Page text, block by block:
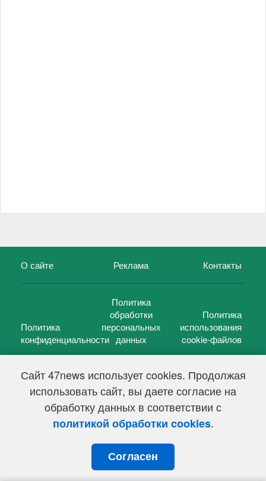
Сайт 47news использует cookies. Продолжая
использовать сайт, вы даете согласие на
обработку данных в соответствии с
политикой обработки cookies.
Согласен
О сайте Реклама Контакты
Политика
конфиденциальности
Политика
обработки
персональных
данных
Политика
использования
cookie-файлов
47 новостей (47 news)2005 — 2026 г.
Свидетельство о регистрации СМИ Эл № ФС 77-39848, выдано
Федеральной службой по надзору в сфере связи,
информационных технологий и массовых коммуникаций